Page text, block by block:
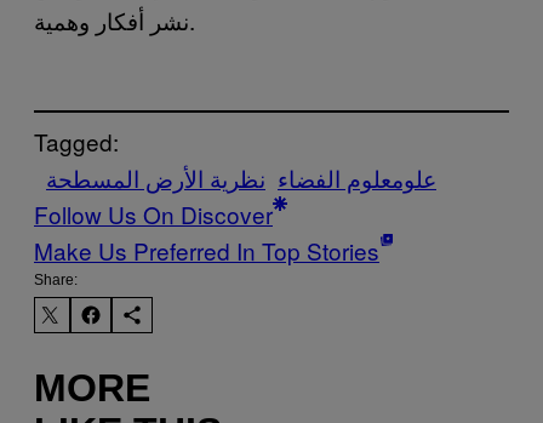
نشر أفكار وهمية.
Tagged:
علومعلوم الفضاء نظرية الأرض المسطحة
Follow Us On Discover
Make Us Preferred In Top Stories
Share:
MORE